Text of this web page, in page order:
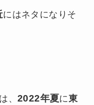
にはネタになりそ
、 2022年夏に東